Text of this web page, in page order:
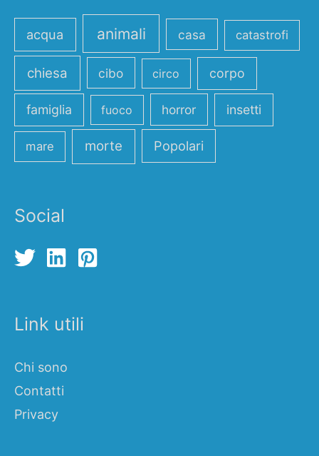
acqua animali casa catastrofi
chiesa cibo circo corpo
famiglia fuoco horror insetti
mare morte Popolari
Social
Link utili
Chi sono
Contatti
Privacy